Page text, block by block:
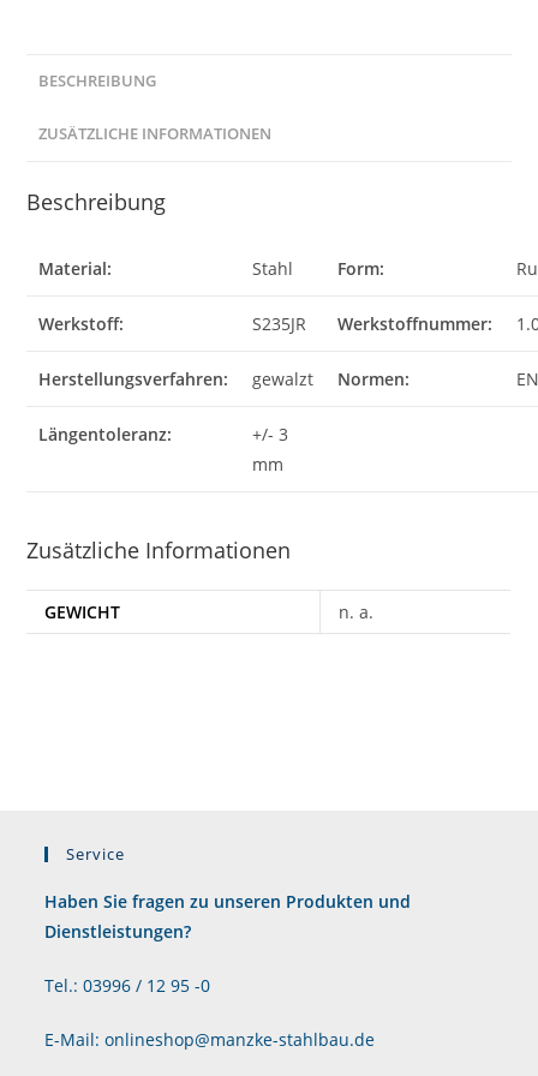
BESCHREIBUNG
ZUSÄTZLICHE INFORMATIONEN
Beschreibung
Material: Stahl Form:
Werkstoff: S235JR Werkstoffnummer:
Herstellungsverfahren: gewalzt Normen:
Längentoleranz:
+/- 3
mm
Zusätzliche Informationen
GEWICHT n. a.
Service
Haben Sie fragen zu unseren Produkten und
Dienstleistungen?
Tel.: 03996 / 12 95 -0
E-Mail: onlineshop@manzke-stahlbau.de